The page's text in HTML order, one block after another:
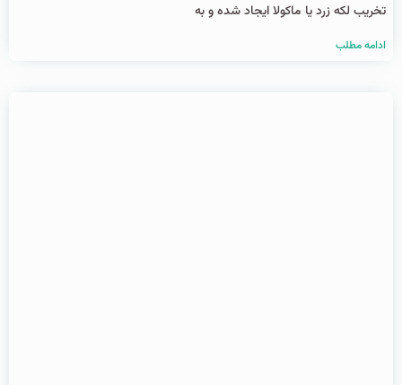
تخریب لکه زرد یا ماکولا ایجاد شده و به
ادامه مطلب